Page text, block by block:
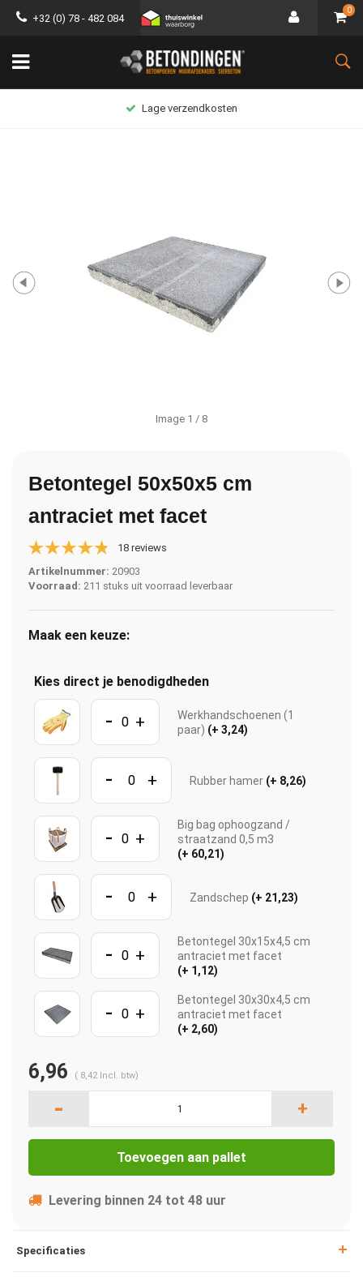
+32 (0) 78 - 482 084
0
Lage verzendkosten
Image 1 / 8
Betontegel 50x50x5 cm
antraciet met facet
18 reviews
Artikelnummer: 20903
Voorraad: 211 stuks uit voorraad leverbaar
Maak een keuze:
Kies direct je benodigdheden
- +
Werkhandschoenen (1
paar) (+ 3,24)
- + Rubber hamer (+ 8,26)
- +
Big bag ophoogzand /
straatzand 0,5 m3
(+ 60,21)
- + Zandschep (+ 21,23)
- +
Betontegel 30x15x4,5 cm
antraciet met facet
(+ 1,12)
- +
Betontegel 30x30x4,5 cm
antraciet met facet
(+ 2,60)
6,96 ( 8,42 Incl. btw)
- +
Toevoegen aan pallet
Levering binnen 24 tot 48 uur
Specificaties